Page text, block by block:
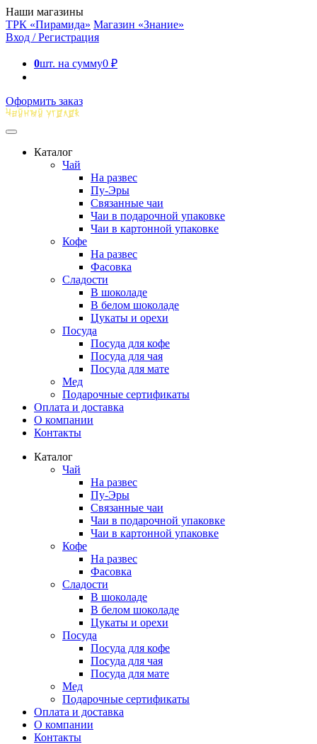
Наши магазины
ТРК «Пирамида» Магазин «Знание»
Вход / Регистрация
0шт. на сумму0 ₽
Оформить заказ
Каталог
Чай
На развес
Пу-Эры
Связанные чаи
Чаи в подарочной упаковке
Чаи в картонной упаковке
Кофе
На развес
Фасовка
Сладости
В шоколаде
В белом шоколаде
Цукаты и орехи
Посуда
Посуда для кофе
Посуда для чая
Посуда для мате
Мед
Подарочные сертификаты
Оплата и доставка
О компании
Контакты
Каталог
Чай
На развес
Пу-Эры
Связанные чаи
Чаи в подарочной упаковке
Чаи в картонной упаковке
Кофе
На развес
Фасовка
Сладости
В шоколаде
В белом шоколаде
Цукаты и орехи
Посуда
Посуда для кофе
Посуда для чая
Посуда для мате
Мед
Подарочные сертификаты
Оплата и доставка
О компании
Контакты